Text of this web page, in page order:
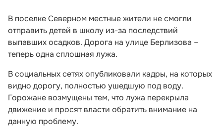
В поселке Северном местные жители не смогли
отправить детей в школу из-за последствий
выпавших осадков. Дорога на улице Берлизова –
теперь одна сплошная лужа.
В социальных сетях опубликовали кадры, на которых
видно дорогу, полностью ушедшую под воду.
Горожане возмущены тем, что лужа перекрыла
движение и просят власти обратить внимание на
данную проблему.